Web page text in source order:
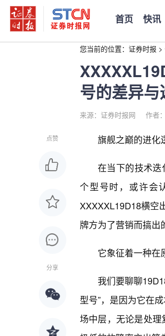
首页 快讯
您当前的位置： 证券时报 >
号的差异
来源：证券时报网 作者
点赞
分享
旗舰之巅的进化
在当下的技术迭
个型号时，或许会
XXXXXL19D18横空
牌方为了营销而搞出
它象征着一种在
我们要聊聊
型号”，是因为它在
场中层，无论是处